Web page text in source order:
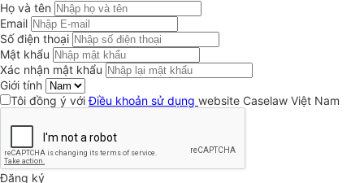
Họ và tên
Email
Số điện thoại
Mật khẩu
Xác nhận mật khẩu
Giới tính
Tôi đồng ý vớiĐiều khoản sử dụng website Caselaw Việt Nam
Đăng ký